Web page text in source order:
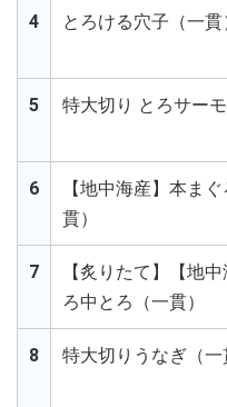
4 とろける穴子（一貫
5 特大切り とろサー
6
【地中海産】本ま
貫）
7
【炙りたて】【地
ろ中とろ（一貫）
8 特大切りうなぎ（一